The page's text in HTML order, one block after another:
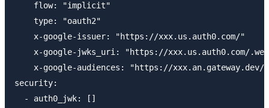
    flow: "implicit"
    type: "oauth2"
    x-google-issuer: "https://xxx.us.auth0.com/"
x-google-jwks_uri: "https://xxx.us.auth0.com/
    x-google-audiences: "https://xxx.an.gateway.dev/"
security:
  - auth0_jwk: []